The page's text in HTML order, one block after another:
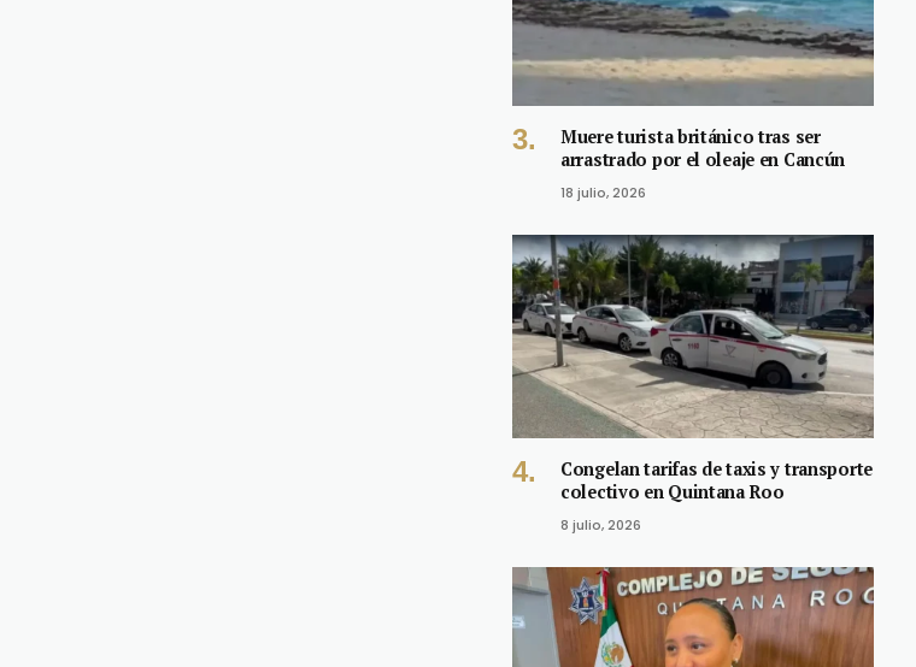
Muere turista británico tras ser
arrastrado por el oleaje en Cancún
18 julio, 2026
Congelan tarifas de taxis y transporte
colectivo en Quintana Roo
8 julio, 2026